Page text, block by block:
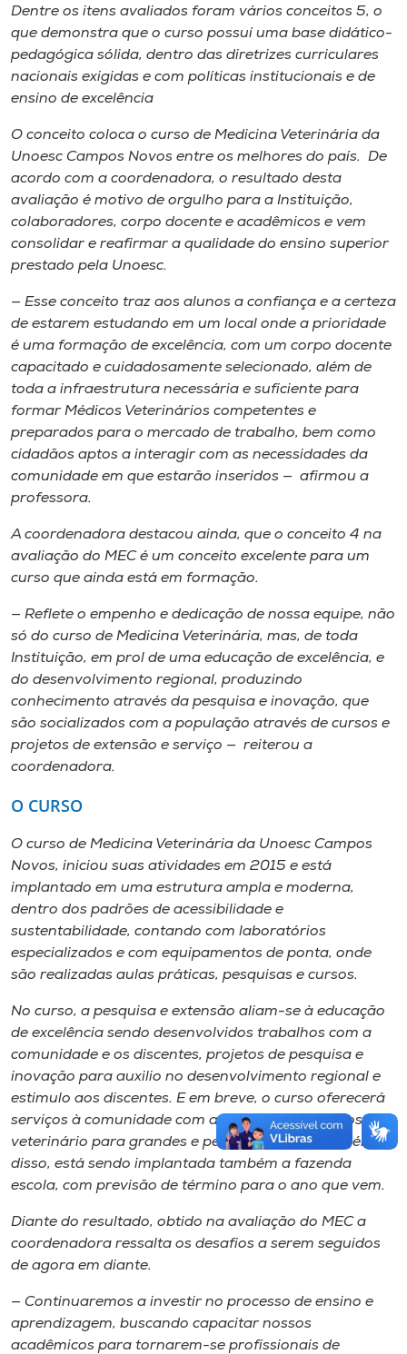
A-
Dentre os itens avaliados foram vários conceitos 5, o
que demonstra que o curso possuí uma base didático-
pedagógica sólida, dentro das diretrizes curriculares
nacionais exigidas e com políticas institucionais e de
ensino de excelência
O conceito coloca o curso de Medicina Veterinária da
Unoesc Campos Novos entre os melhores do país. De
acordo com a coordenadora, o resultado desta
avaliação é motivo de orgulho para a Instituição,
colaboradores, corpo docente e acadêmicos e vem
consolidar e reafirmar a qualidade do ensino superior
prestado pela Unoesc.
— Esse conceito traz aos alunos a confiança e a certeza
de estarem estudando em um local onde a prioridade
é uma formação de excelência, com um corpo docente
capacitado e cuidadosamente selecionado, além de
toda a infraestrutura necessária e suficiente para
formar Médicos Veterinários competentes e
preparados para o mercado de trabalho, bem como
cidadãos aptos a interagir com as necessidades da
comunidade em que estarão inseridos — afirmou a
professora.
A coordenadora destacou ainda, que o conceito 4 na
avaliação do MEC é um conceito excelente para um
curso que ainda está em formação.
— Reflete o empenho e dedicação de nossa equipe, não
só do curso de Medicina Veterinária, mas, de toda
Instituição, em prol de uma educação de excelência, e
do desenvolvimento regional, produzindo
conhecimento através da pesquisa e inovação, que
são socializados com a população através de cursos e
projetos de extensão e serviço — reiterou a
coordenadora.
O CURSO
O curso de Medicina Veterinária da Unoesc Campos
Novos, iniciou suas atividades em 2015 e está
implantado em uma estrutura ampla e moderna,
dentro dos padrões de acessibilidade e
sustentabilidade, contando com laboratórios
especializados e com equipamentos de ponta, onde
são realizadas aulas práticas, pesquisas e cursos.
No curso, a pesquisa e extensão aliam-se à educação
de excelência sendo desenvolvidos trabalhos com a
comunidade e os discentes, projetos de pesquisa e
inovação para auxilio no desenvolvimento regional e
estimulo aos discentes. E em breve, o curso oferecerá
serviços à comunidade com a inauguração do hospital
veterinário para grandes e pequenos animais. Além
disso, está sendo implantada também a fazenda
escola, com previsão de término para o ano que vem.
Diante do resultado, obtido na avaliação do MEC a
coordenadora ressalta os desafios a serem seguidos
de agora em diante.
— Continuaremos a investir no processo de ensino e
aprendizagem, buscando capacitar nossos
acadêmicos para tornarem-se profissionais de